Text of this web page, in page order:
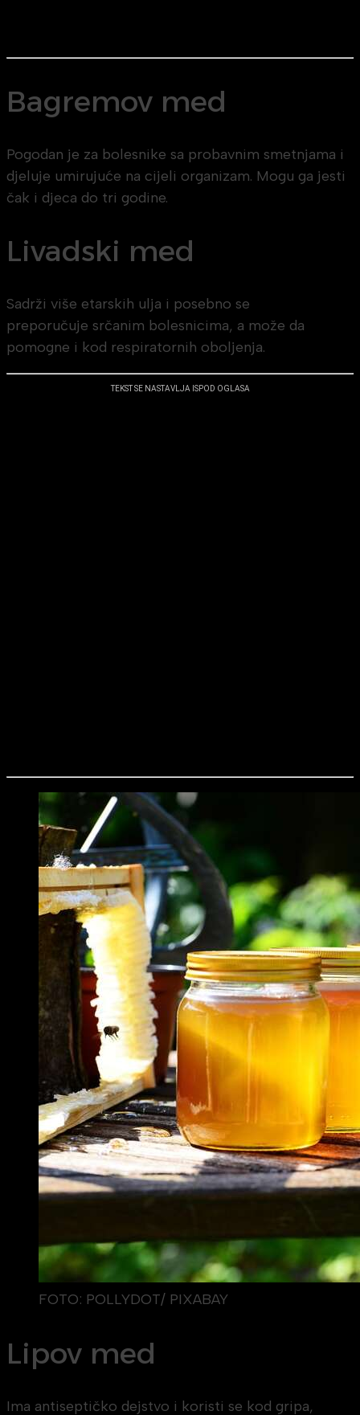
Bagremov med
Pogodan je za bolesnike sa probavnim smetnjama i
djeluje umirujuće na cijeli organizam. Mogu ga jesti
čak i djeca do tri godine.
Livadski med
Sadrži više etarskih ulja i posebno se
preporučuje srčanim bolesnicima, a može da
pomogne i kod respiratornih oboljenja.
TEKST SE NASTAVLJA ISPOD OGLASA
FOTO: POLLYDOT/ PIXABAY
Lipov med
Ima antiseptičko dejstvo i koristi se kod gripa,